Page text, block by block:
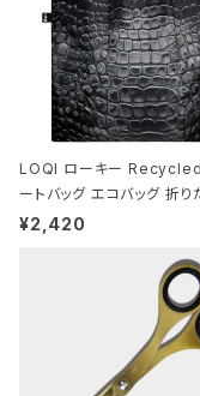
LOQI ローキー
ートバッグ エコバッグ 折り
きめ 撥水加工 収納ポーチ
¥2,420